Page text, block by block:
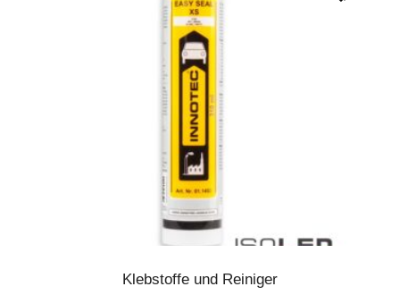
Klebstoffe und Reiniger